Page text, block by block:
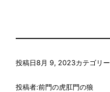
投稿日8月 9, 2023カテゴリ
投稿者:前門の虎肛門の狼